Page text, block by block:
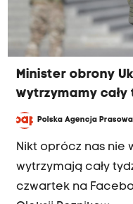
Minister obrony
wytrzymamy cały
Polska Agencja Prasowa
Nikt oprócz nas nie
wytrzymają cały
czwartek na